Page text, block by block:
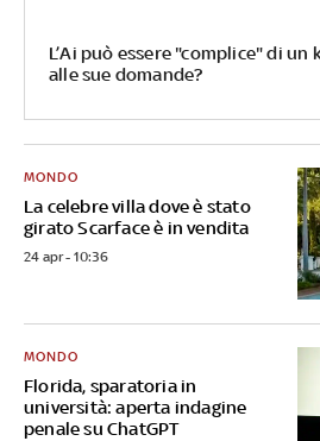
L’Ai può essere "complice" di
alle sue domande?
La celebre villa dove è stato
girato Scarface è in vendita
MONDO
24 apr - 10:36
Florida, sparatoria in
università: aperta indagine
penale su ChatGPT
MONDO